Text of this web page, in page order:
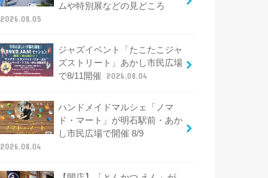
ムや特別展などの見どころ
2026.08.05
ジャズイベント「たこたこジャ
ズストリート」あかし市民広場
で8/11開催
2026.08.04
ハンドメイドマルシェ「ノマ
ド・マート」が明石駅前・あか
し市民広場で開催 8/9
2026.08.04